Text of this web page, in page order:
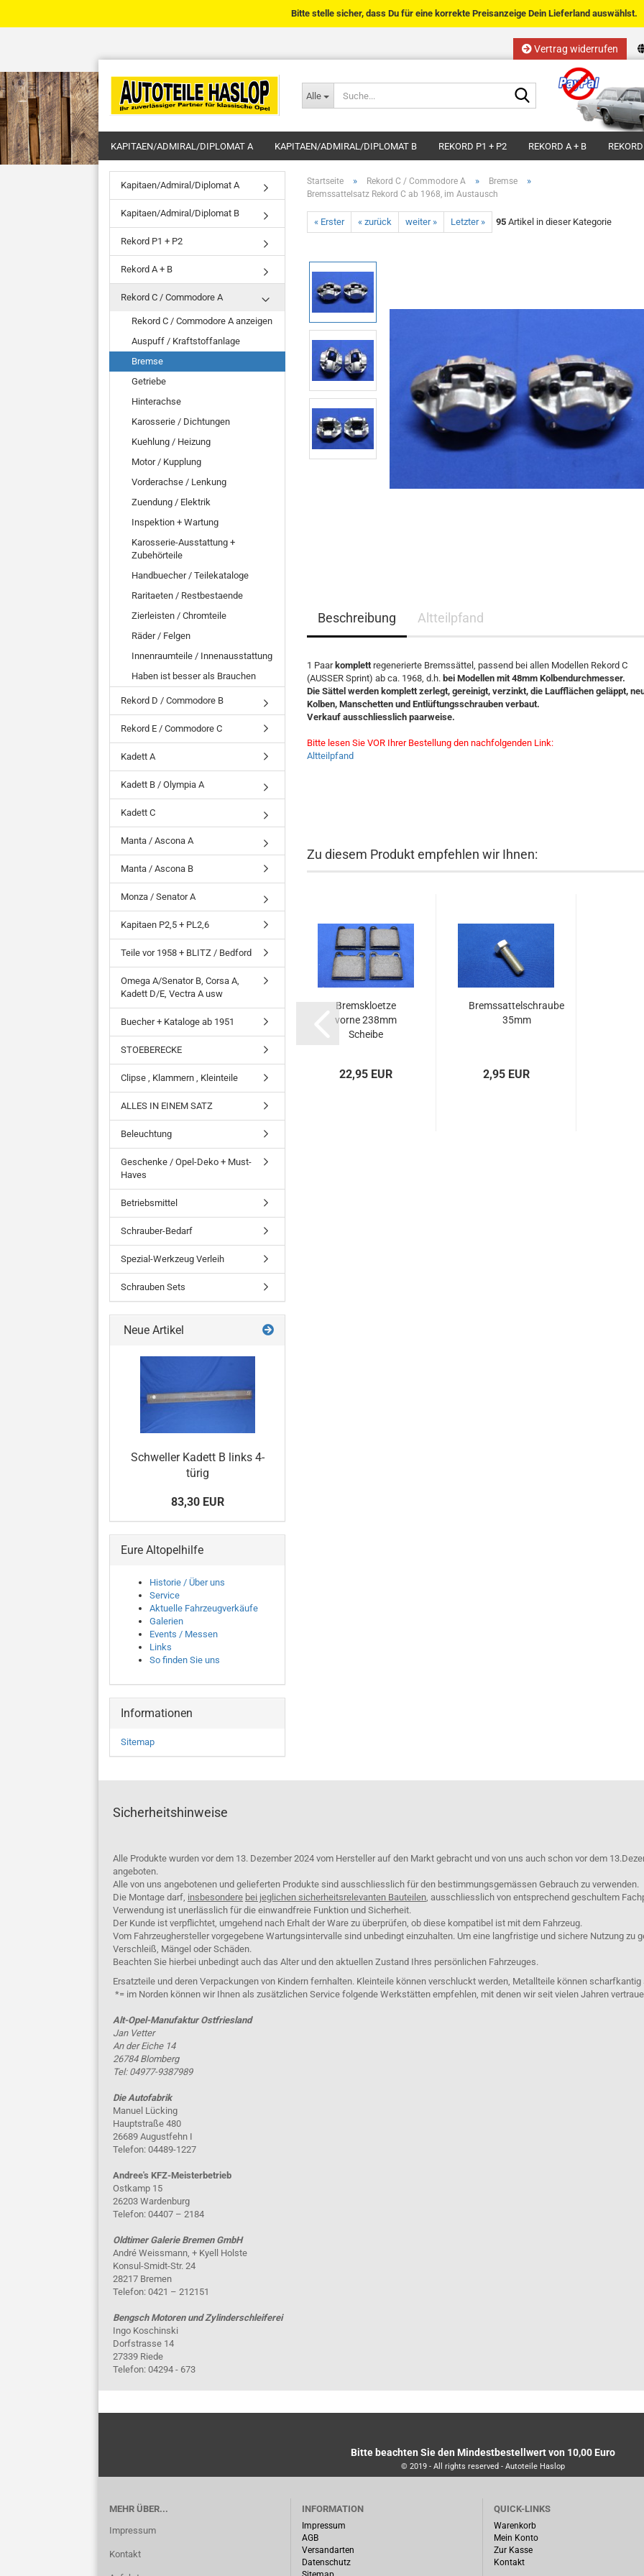
Vertrag widerrufen
Sprache auswählen
Lieferland
Passwort
Alle
Suche...
Bitte stelle sicher, dass Du für eine korrekte Preisanzeige Dein Lieferland auswählst.
KAPITAEN/ADMIRAL/DIPLOMAT A KAPITAEN/ADMIRAL/DIPLOMAT B REKORD P1 + P2 REKORD A + B
Startseite » Rekord C / Commodore A » Bremse »
Bremssattelsatz Rekord C ab 1968, im Austausch
« Erster « zurück weiter » Letzter » 95 Artikel in dieser Kategorie
Beschreibung Altteilpfand
1 Paar komplett regenerierte Bremssättel, passend bei allen Modellen Rekord C
(AUSSER Sprint) ab ca. 1968, d.h. bei Modellen mit 48mm Kolbendurchmesser.
Die Sättel werden komplett zerlegt, gereinigt, verzinkt, die Laufflächen geläppt,
Kolben, Manschetten und Entlüftungsschrauben verbaut.
Verkauf ausschliesslich paarweise.
Bitte lesen Sie VOR Ihrer Bestellung den nachfolgenden Link:
Altteilpfand
Zu diesem Produkt empfehlen wir Ihnen:
Bremskloetze
vorne 238mm
Scheibe
22,95 EUR
Bremssattelschraube
35mm
2,95 EUR
Kapitaen/Admiral/Diplomat A
Kapitaen/Admiral/Diplomat B
Rekord P1 + P2
Rekord A + B
Rekord C / Commodore A
Rekord C / Commodore A anzeigen
Auspuff / Kraftstoffanlage
Bremse
Getriebe
Hinterachse
Karosserie / Dichtungen
Kuehlung / Heizung
Motor / Kupplung
Vorderachse / Lenkung
Zuendung / Elektrik
Inspektion + Wartung
Karosserie-Ausstattung +
Zubehörteile
Handbuecher / Teilekataloge
Raritaeten / Restbestaende
Zierleisten / Chromteile
Räder / Felgen
Innenraumteile / Innenausstattung
Haben ist besser als Brauchen
Rekord D / Commodore B
Rekord E / Commodore C
Kadett A
Kadett B / Olympia A
Kadett C
Manta / Ascona A
Manta / Ascona B
Monza / Senator A
Kapitaen P2,5 + PL2,6
Teile vor 1958 + BLITZ / Bedford
Omega A/Senator B, Corsa A,
Kadett D/E, Vectra A usw
Buecher + Kataloge ab 1951
STOEBERECKE
Clipse , Klammern , Kleinteile
ALLES IN EINEM SATZ
Beleuchtung
Geschenke / Opel-Deko + Must-
Haves
Betriebsmittel
Schrauber-Bedarf
Spezial-Werkzeug Verleih
Schrauben Sets
Neue Artikel
Schweller Kadett B links 4-
türig
83,30 EUR
Eure Altopelhilfe
Historie / Über uns
Service
Aktuelle Fahrzeugverkäufe
Galerien
Events / Messen
Links
So finden Sie uns
Informationen
Sitemap
Sicherheitshinweise
Alle Produkte wurden vor dem 13. Dezember 2024 vom Hersteller auf den Markt gebracht und von uns auch schon vor dem
angeboten.
Alle von uns angebotenen und gelieferten Produkte sind ausschliesslich für den bestimmungsgemässen Gebrauch zu verwenden.
Die Montage darf, insbesondere bei jeglichen sicherheitsrelevanten Bauteilen, ausschliesslich von entsprechend geschultem
Verwendung ist unerlässlich für die einwandfreie Funktion und Sicherheit.
Der Kunde ist verpflichtet, umgehend nach Erhalt der Ware zu überprüfen, ob diese kompatibel ist mit dem Fahrzeug.
Vom Fahrzeughersteller vorgegebene Wartungsintervalle sind unbedingt einzuhalten. Um eine langfristige und sichere Nutzung
Verschleiß, Mängel oder Schäden.
Beachten Sie hierbei unbedingt auch das Alter und den aktuellen Zustand Ihres persönlichen Fahrzeuges.
Ersatzteile und deren Verpackungen von Kindern fernhalten. Kleinteile können verschluckt werden, Metallteile können
*= im Norden können wir Ihnen als zusätzlichen Service folgende Werkstätten empfehlen, mit denen wir seit vielen Jahren
Alt-Opel-Manufaktur Ostfriesland
Jan Vetter
An der Eiche 14
26784 Blomberg
Tel: 04977-9387989
Die Autofabrik
Manuel Lücking
Hauptstraße 480
26689 Augustfehn I
Telefon: 04489-1227
Andree's KFZ-Meisterbetrieb
Ostkamp 15
26203 Wardenburg
Telefon: 04407 – 2184
Oldtimer Galerie Bremen GmbH
André Weissmann, + Kyell Holste
Konsul-Smidt-Str. 24
28217 Bremen
Telefon: 0421 – 212151
Bengsch Motoren und Zylinderschleiferei
Ingo Koschinski
Dorfstrasse 14
27339 Riede
Telefon: 04294 - 673
Bitte beachten Sie den Mindestbestellwert von 10,00 Euro
© 2019 - All rights reserved - Autoteile Haslop
MEHR ÜBER...
Impressum
Kontakt
INFORMATION
Impressum
AGB
Versandarten
Datenschutz
QUICK-LINKS
Warenkorb
Mein Konto
Zur Kasse
Kontakt